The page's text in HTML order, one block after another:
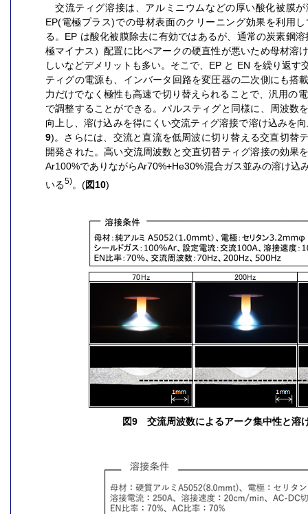
交流ティグ溶接は、アルミニウムなどの厚い酸化被膜
EP(電極プラス)での母材表面のクリーニング効果を利用
る。EP は酸化被膜除去に有効ではあるが、通常の炭素鋼
極マイナス）配置に比べアークの硬直性が悪いため母材溶
しいなどデメリットも多い。そこで、EP と EN を繰り返す
ティグの電源も、インバータ回路を変圧器の二次側にも搭
力だけでなく極性も高速で切り替えられることで、汎用の
で調整することができる。パルスティグと同様に、周波数
向上し、溶け込みを得にくい交流ティグ溶接で溶け込みを
9)。さらには、交流と直流を低周波に切り替える交直切替
開発された。高い交流周波数と交直切替ティグ溶接の効果
Ar100%でありながらAr70%+He30%混合ガス並みの溶け込
いる5)。(図10)
図9 交流周波数によるアーク集中性と溶